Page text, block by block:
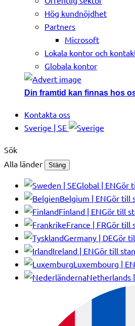
Hög kundnöjdhet
Partners
Microsoft
Lokala kontor och
Globala kontor
Din framtid kan finnas hos
Kontakta oss
Sverige | SE
Sök
Alla länder
Stäng
Global | ENGör
Belgium | ENGör till
Finland | ENGör till
France | FRGör till
Germany | DEGör
Ireland | ENGör till
Luxembourg | EN
Netherlands |